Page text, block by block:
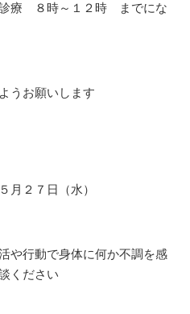
療 ８時～１２時 までにな
うお願いします
２７日（水）
や行動で身体に何か不調を感
ください